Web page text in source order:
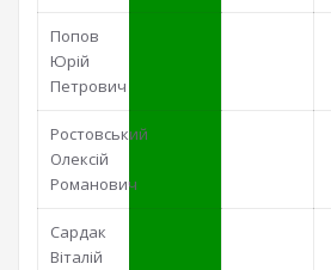
Попов
Юрій
Петрович
Ростовський
Олексій
Романович
Сардак
Віталій